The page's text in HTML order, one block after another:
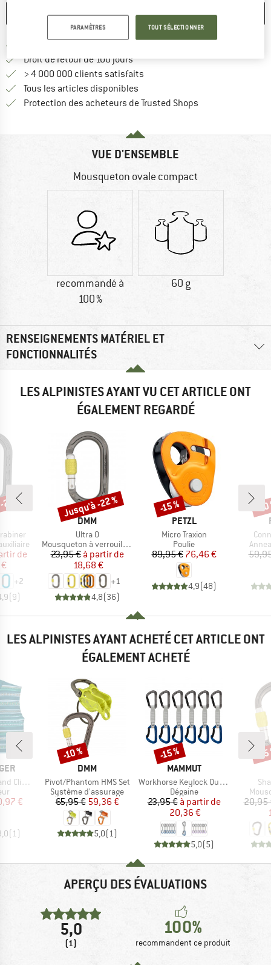
ENREGISTRER COMPARER
Droit de retour de 100 jours
> 4 000 000 clients satisfaits
Tous les articles disponibles
Protection des acheteurs de Trusted Shops
VUE D'ENSEMBLE
Mousqueton ovale compact
recommandé à
100 %
60 g
RENSEIGNEMENTS MATÉRIEL ET
FONCTIONNALITÉS
LES ALPINISTES AYANT VU CET ARTICLE ONT
ÉGALEMENT REGARDÉ
réduit
de
+2
(9)
%
MARQUE
DMM
Article
Ultra O
Product group
Mousqueton à verrouillage
Prix
23,95 € Prix réduit
à partir de
18,68 €
+1
4,8(36)
Remise
Jusqu'à -22 %
MARQUE
PETZL
Article
Micro Traxion
Product group
Poulie
Prix
89,95 €Prix réduit
76,46 €
4,9(48)
Remise
-15 % -
LES ALPINISTES AYANT ACHETÉ CET ARTICLE ONT
ÉGALEMENT ACHETÉ
Vest
réduit
€
(1 )
MARQUE
DMM
Article
Pivot/Phantom HMS Set
Product group
Système d'assurage
Prix
65,95 € Prix réduit
59,36 €
5,0(1 )
Remise
-10 %
MARQUE
MAMMUT
Article
Workhorse Keylock Quickdraws
Product group
Dégaine
Prix
23,95 € Prix réduit
à partir de
20,36 €
5,0(5)
Remise
-15 %
20,95
-
APERÇU DES ÉVALUATIONS
5,0
(1)
100%
recommandent ce produit
PARAMÈTRES TOUT SÉLECTIONNER